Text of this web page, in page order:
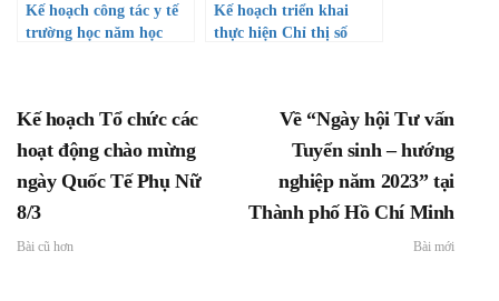
Kế hoạch công tác y tế
trường học năm học
Kế hoạch triển khai
thực hiện Chỉ thị số
về việc tăng cường triển
khai công tác xây dựng
văn hóa học đường
Kế hoạch Tổ chức các
hoạt động chào mừng
ngày Quốc Tế Phụ Nữ
8/3
Bài cũ hơn
Về “Ngày hội Tư vấn
Tuyển sinh – hướng
nghiệp năm 2023” tại
Thành phố Hồ Chí Minh
Bài mới